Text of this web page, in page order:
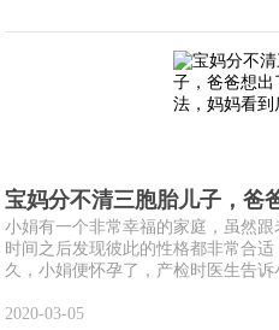
宝妈分不清三胞胎儿子，爸
小娟有一个非常幸福的家庭，虽然
时间之后发现彼此的性格都非常合
久，小娟便怀孕了，产检时医生告诉
2020-03-05